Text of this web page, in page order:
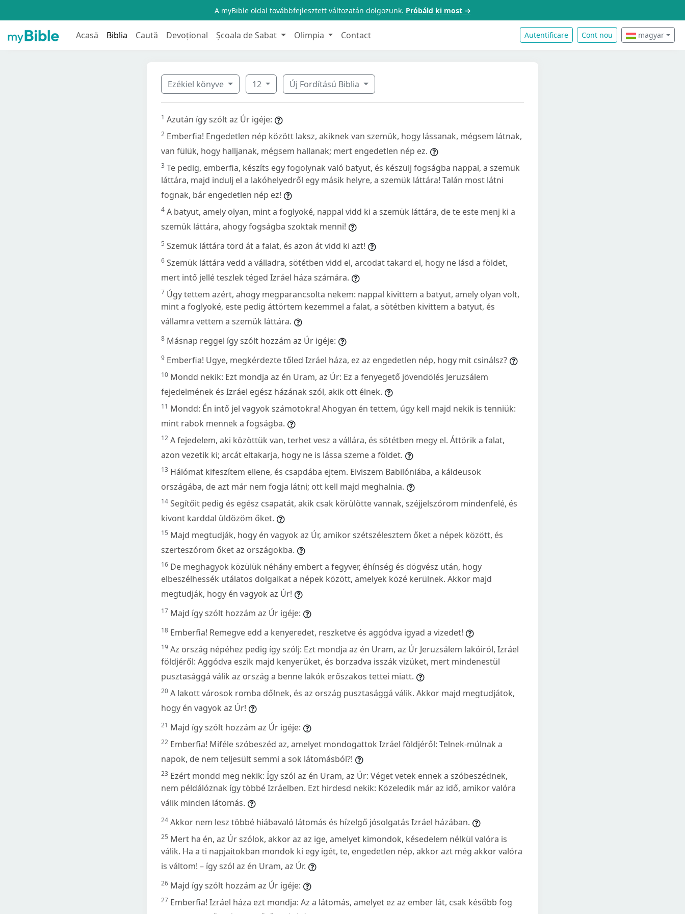
A myBible oldal továbbfejlesztett változatán dolgozunk. Próbáld ki most →
Acasă Biblia Caută Devoțional Școala de Sabat Olimpia Contact Autentificare Cont nou magyar
Ezékiel könyve 12 Új Fordítású Biblia
1 Azután így szólt az Úr igéje:
2 Emberfia! Engedetlen nép között laksz, akiknek van szemük, hogy lássanak, mégsem látnak,
van fülük, hogy halljanak, mégsem hallanak; mert engedetlen nép ez.
3 Te pedig, emberfia, készíts egy fogolynak való batyut, és készülj fogságba nappal, a szemük
láttára, majd indulj el a lakóhelyedről egy másik helyre, a szemük láttára! Talán most látni
fognak, bár engedetlen nép ez!
4 A batyut, amely olyan, mint a foglyoké, nappal vidd ki a szemük láttára, de te este menj ki a
szemük láttára, ahogy fogságba szoktak menni!
5 Szemük láttára törd át a falat, és azon át vidd ki azt!
6 Szemük láttára vedd a válladra, sötétben vidd el, arcodat takard el, hogy ne lásd a földet,
mert intő jellé teszlek téged Izráel háza számára.
7 Úgy tettem azért, ahogy megparancsolta nekem: nappal kivittem a batyut, amely olyan volt,
mint a foglyoké, este pedig áttörtem kezemmel a falat, a sötétben kivittem a batyut, és
vállamra vettem a szemük láttára.
8 Másnap reggel így szólt hozzám az Úr igéje:
9 Emberfia! Ugye, megkérdezte tőled Izráel háza, ez az engedetlen nép, hogy mit csinálsz?
10 Mondd nekik: Ezt mondja az én Uram, az Úr: Ez a fenyegető jövendölés Jeruzsálem
fejedelmének és Izráel egész házának szól, akik ott élnek.
11 Mondd: Én intő jel vagyok számotokra! Ahogyan én tettem, úgy kell majd nekik is tenniük:
mint rabok mennek a fogságba.
12 A fejedelem, aki közöttük van, terhet vesz a vállára, és sötétben megy el. Áttörik a falat,
azon vezetik ki; arcát eltakarja, hogy ne is lássa szeme a földet.
13 Hálómat kifeszítem ellene, és csapdába ejtem. Elviszem Babilóniába, a káldeusok
országába, de azt már nem fogja látni; ott kell majd meghalnia.
14 Segítőit pedig és egész csapatát, akik csak körülötte vannak, széjjelszórom mindenfelé, és
kivont karddal üldözöm őket.
15 Majd megtudják, hogy én vagyok az Úr, amikor szétszélesztem őket a népek között, és
szerteszórom őket az országokba.
16 De meghagyok közülük néhány embert a fegyver, éhínség és dögvész után, hogy
elbeszélhessék utálatos dolgaikat a népek között, amelyek közé kerülnek. Akkor majd
megtudják, hogy én vagyok az Úr!
17 Majd így szólt hozzám az Úr igéje:
18 Emberfia! Remegve edd a kenyeredet, reszketve és aggódva igyad a vizedet!
19 Az ország népéhez pedig így szólj: Ezt mondja az én Uram, az Úr Jeruzsálem lakóiról, Izráel
földjéről: Aggódva eszik majd kenyerüket, és borzadva isszák vizüket, mert mindenestül
pusztasággá válik az ország a benne lakók erőszakos tettei miatt.
20 A lakott városok romba dőlnek, és az ország pusztasággá válik. Akkor majd megtudjátok,
hogy én vagyok az Úr!
21 Majd így szólt hozzám az Úr igéje:
22 Emberfia! Miféle szóbeszéd az, amelyet mondogattok Izráel földjéről: Telnek-múlnak a
napok, de nem teljesült semmi a sok látomásból?!
23 Ezért mondd meg nekik: Így szól az én Uram, az Úr: Véget vetek ennek a szóbeszédnek,
nem példálóznak így többé Izráelben. Ezt hirdesd nekik: Közeledik már az idő, amikor valóra
válik minden látomás.
24 Akkor nem lesz többé hiábavaló látomás és hízelgő jósolgatás Izráel házában.
25 Mert ha én, az Úr szólok, akkor az az ige, amelyet kimondok, késedelem nélkül valóra is
válik. Ha a ti napjaitokban mondok ki egy igét, te, engedetlen nép, akkor azt még akkor valóra
is váltom! – így szól az én Uram, az Úr.
26 Majd így szólt hozzám az Úr igéje:
27 Emberfia! Izráel háza ezt mondja: Az a látomás, amelyet ez az ember lát, csak később fog